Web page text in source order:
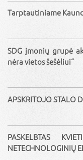
Tarptautiniame
SDG įmonių grupė
nėra vietos šešėliui“
APSKRITOJO STALO
PASKELBTAS
NETECHNOLOGINIŲ